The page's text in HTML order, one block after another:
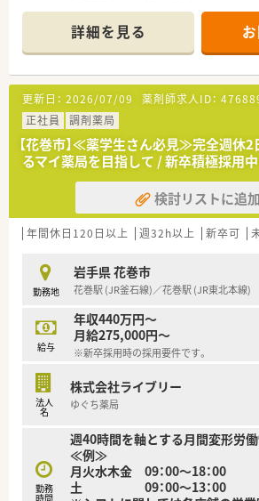
■新卒採用も積極的に行っており、若手
ております。
■教育制度は集合研修やEラーニングを
詳細を見る
更新日： 2026/07/09 薬剤師求人ID：
正社員
調剤薬局
【花巻市】≪薬学生さん必見≫完全週休
るマイ薬局を目指して / 新卒積極採用中
検討リストに追加
年間休日120日以上 週32h以上 新卒可
勤務地
岩手県 花巻市
花巻駅 (JR釜石線)／花巻駅 (JR東北本線)
給与
年収440万円～
月給275,000円～
※新卒採用時の採用要件です。
法人
名
株式会社ライブリー
ゆぐち薬局
勤務
時間
週40時間を軸とする月間変形労
≪例≫
月火水木金 09：00～18：00
土 09：00～13：00